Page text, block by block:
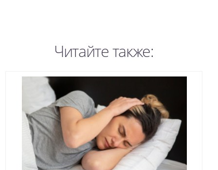
Читайте также: